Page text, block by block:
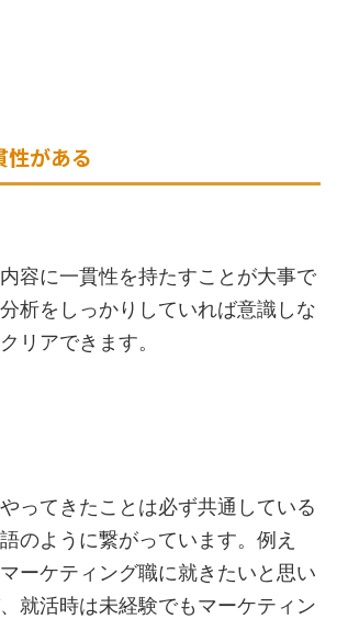
がある
容に一貫性を持たすことが大事で
析をしっかりしていれば意識しな
リアできます。
ってきたことは必ず共通している
のように繋がっています。例え
ーケティング職に就きたいと思い
就活時は未経験でもマーケティン